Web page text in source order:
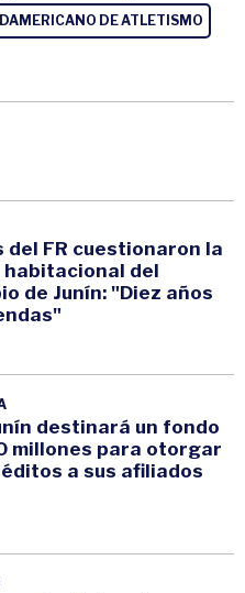
DE ATLETISMO
del FR cuestionaron la
del
de Junín: "Diez años
destinará un fondo
millones para otorgar
a sus afiliados